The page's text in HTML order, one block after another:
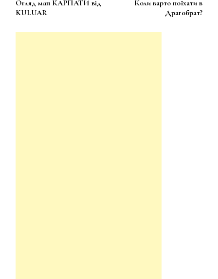
по
Огляд мап КАРПАТИ від
KULUAR
Коли варто поїхати в
Драгобрат?